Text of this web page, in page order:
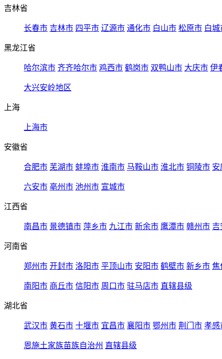
吉林省
长春市 吉林市 四平市 辽源市 通化市 白山市 松原市 白城
黑龙江省
哈尔滨市 齐齐哈尔市 鸡西市 鹤岗市 双鸭山市 大庆市 伊
大兴安岭地区
上海
上海市
安徽省
合肥市 芜湖市 蚌埠市 淮南市 马鞍山市 淮北市 铜陵市 安
六安市 亳州市 池州市 宣城市
江西省
南昌市 景德镇市 萍乡市 九江市 新余市 鹰潭市 赣州市 吉
河南省
郑州市 开封市 洛阳市 平顶山市 安阳市 鹤壁市 新乡市 焦
南阳市 商丘市 信阳市 周口市 驻马店市 直辖县级
湖北省
武汉市 黄石市 十堰市 宜昌市 襄阳市 鄂州市 荆门市 孝感
恩施土家族苗族自治州 直辖县级